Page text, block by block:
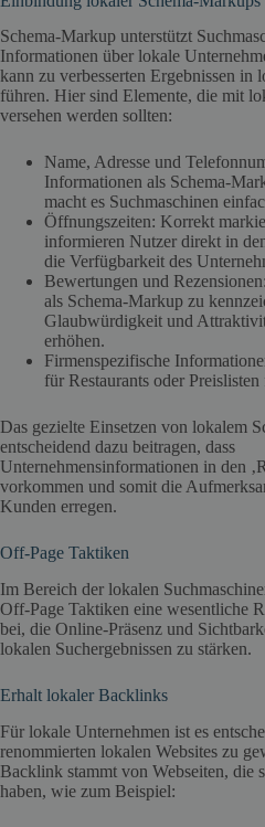
Schema-Markup unterstützt
Informationen über lokale
kann zu verbesserten Ergebnissen in
führen. Hier sind Elemente, die mit
versehen werden sollten:
Name, Adresse und
Informationen als Schema-
macht es Suchmaschinen
Öffnungszeiten: Korrekt
informieren Nutzer direkt in
die Verfügbarkeit des
Bewertungen und
als Schema-Markup zu
Glaubwürdigkeit und
erhöhen.
Firmenspezifische
für Restaurants oder
Das gezielte Einsetzen von lokalem
entscheidend dazu beitragen, dass
Unternehmensinformationen in den
vorkommen und somit die
Kunden erregen.
Off-Page Taktiken
Im Bereich der lokalen
Off-Page Taktiken eine wesentliche
bei, die Online-Präsenz und
lokalen Suchergebnissen zu stärken.
Erhalt lokaler Backlinks
Für lokale Unternehmen ist es
renommierten lokalen Websites zu
Backlink stammt von Webseiten, die
haben, wie zum Beispiel: